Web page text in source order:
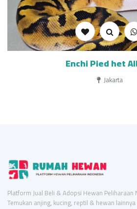
Enchi Pied het
Jakarta
Platform Jual Beli & Adopsi Hewan Peliharaan
Temukan anjing, kucing, reptil & hewan